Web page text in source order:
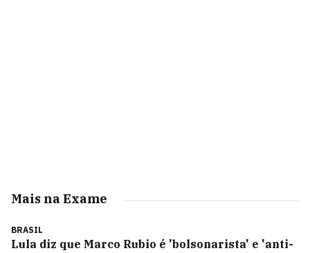
Mais na Exame
BRASIL
Lula diz que Marco Rubio é 'bolsonarista' e 'anti-